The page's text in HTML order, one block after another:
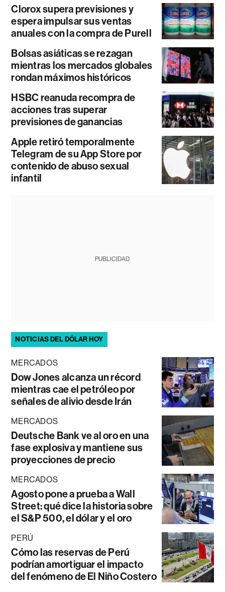
Clorox supera previsiones y
espera impulsar sus ventas
anuales con la compra de Purell
Bolsas asiáticas se rezagan
mientras los mercados globales
rondan máximos históricos
HSBC reanuda recompra de
acciones tras superar
previsiones de ganancias
Apple retiró temporalmente
Telegram de su App Store por
contenido de abuso sexual
infantil
PUBLICIDAD
NOTICIAS DEL DÓLAR HOY
MERCADOS
Dow Jones alcanza un récord
mientras cae el petróleo por
señales de alivio desde Irán
MERCADOS
Deutsche Bank ve al oro en una
fase explosiva y mantiene sus
proyecciones de precio
MERCADOS
Agosto pone a prueba a Wall
Street: qué dice la historia sobre
el S&P 500, el dólar y el oro
PERÚ
Cómo las reservas de Perú
podrían amortiguar el impacto
del fenómeno de El Niño Costero